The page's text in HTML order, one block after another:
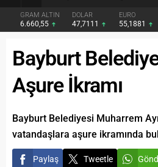
GRAM ALTIN
6.660,55
DOLAR
47,7111
EURO
55,1881
Bayburt
Aşure İkramı
Bayburt Belediyesi Muharrem
vatandaşlara aşure ikramında
Paylaş Tweetle